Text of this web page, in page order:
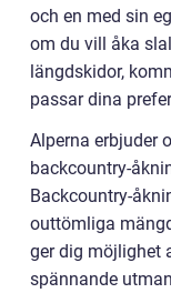
och en med sin
om du vill åka
längdskidor,
passar dina
Alperna erbjuder
backcountry-
Backcountry-
outtömliga
ger dig möjlighet
spännande